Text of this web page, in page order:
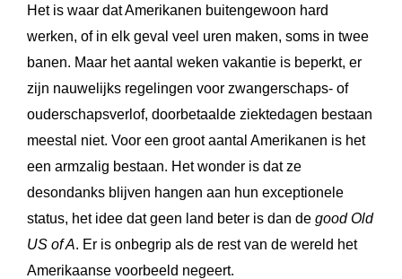
Het is waar dat Amerikanen buitengewoon hard
werken, of in elk geval veel uren maken, soms in twee
banen. Maar het aantal weken vakantie is beperkt, er
zijn nauwelijks regelingen voor zwangerschaps- of
ouderschapsverlof, doorbetaalde ziektedagen bestaan
meestal niet. Voor een groot aantal Amerikanen is het
een armzalig bestaan. Het wonder is dat ze
desondanks blijven hangen aan hun exceptionele
status, het idee dat geen land beter is dan de good Old
US of A. Er is onbegrip als de rest van de wereld het
Amerikaanse voorbeeld negeert.